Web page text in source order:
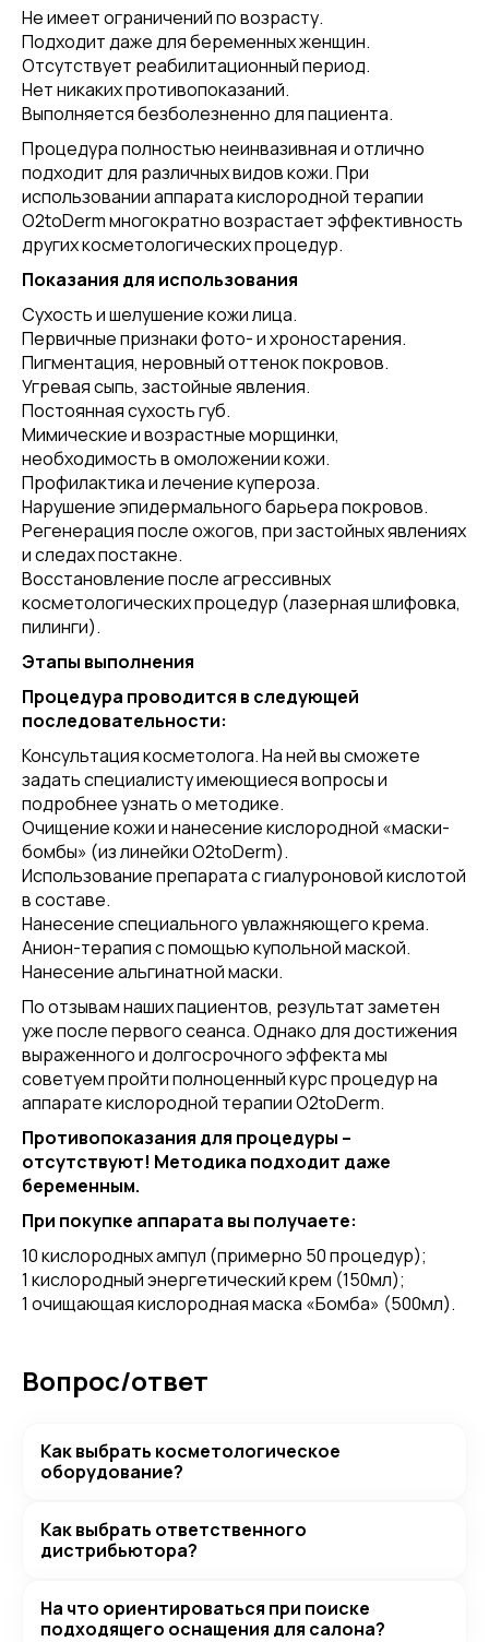
Не имеет ограничений по возрасту.
Подходит даже для беременных женщин.
Отсутствует реабилитационный период.
Нет никаких противопоказаний.
Выполняется безболезненно для пациента.
Процедура полностью неинвазивная и отлично
подходит для различных видов кожи. При
использовании аппарата кислородной терапии
O2toDerm многократно возрастает эффективность
других косметологических процедур.
Показания для использования
Сухость и шелушение кожи лица.
Первичные признаки фото- и хроностарения.
Пигментация, неровный оттенок покровов.
Угревая сыпь, застойные явления.
Постоянная сухость губ.
Мимические и возрастные морщинки,
необходимость в омоложении кожи.
Профилактика и лечение купероза.
Нарушение эпидермального барьера покровов.
Регенерация после ожогов, при застойных явлениях
и следах постакне.
Восстановление после агрессивных
косметологических процедур (лазерная шлифовка,
пилинги).
Этапы выполнения
Процедура проводится в следующей
последовательности:
Консультация косметолога. На ней вы сможете
задать специалисту имеющиеся вопросы и
подробнее узнать о методике.
Очищение кожи и нанесение кислородной «маски-
бомбы» (из линейки O2toDerm).
Использование препарата с гиалуроновой кислотой
в составе.
Нанесение специального увлажняющего крема.
Анион-терапия с помощью купольной маской.
Нанесение альгинатной маски.
По отзывам наших пациентов, результат заметен
уже после первого сеанса. Однако для достижения
выраженного и долгосрочного эффекта мы
советуем пройти полноценный курс процедур на
аппарате кислородной терапии O2toDerm.
Противопоказания для процедуры –
отсутствуют! Методика подходит даже
беременным.
При покупке аппарата вы получаете:
10 кислородных ампул (примерно 50 процедур);
1 кислородный энергетический крем (150мл);
1 очищающая кислородная маска «Бомба» (500мл).
Вопрос/ответ
Как выбрать косметологическое
оборудование?
Как выбрать ответственного
дистрибьютора?
На что ориентироваться при поиске
подходящего оснащения для салона?